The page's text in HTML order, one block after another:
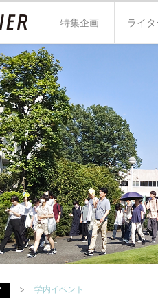
特集企画 ライタ
学内イベント